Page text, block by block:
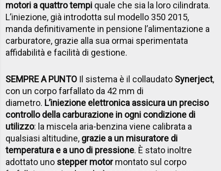
motori a quattro tempi quale che sia la loro cilindrata.
L’iniezione, già introdotta sul modello 350 2015,
manda definitivamente in pensione l’alimentazione a
carburatore, grazie alla sua ormai sperimentata
affidabilità e facilità di gestione.
SEMPRE A PUNTO Il sistema è il collaudato Synerject,
con un corpo farfallato da 42 mm di
diametro. L’iniezione elettronica assicura un preciso
controllo della carburazione in ogni condizione di
utilizzo: la miscela aria-benzina viene calibrata a
qualsiasi altitudine, grazie a un misuratore di
temperatura e a uno di pressione. È stato inoltre
adottato uno stepper motormontato sul corpo